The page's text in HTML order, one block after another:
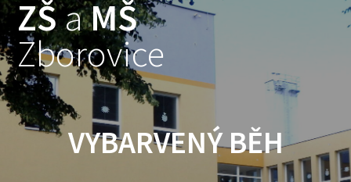
Skip
ZŠaMŠ
Zborovice
VYBARVENÝ BĚH